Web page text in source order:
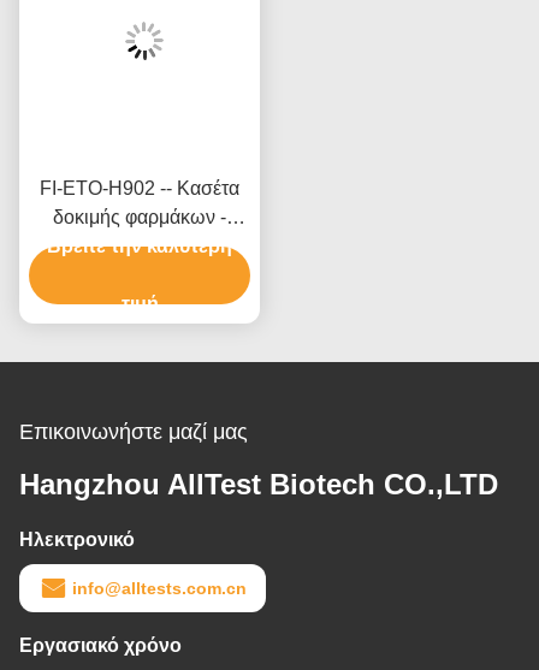
FI-ETO-H902 -- Κασέτα
δοκιμής φαρμάκων -
Etomidate (ETO) ((Hair)
Βρείτε την καλύτερη
τιμή
Επικοινωνήστε μαζί μας
Hangzhou AllTest Biotech CO.,LTD
Ηλεκτρονικό
info@alltests.com.cn
Εργασιακό χρόνο